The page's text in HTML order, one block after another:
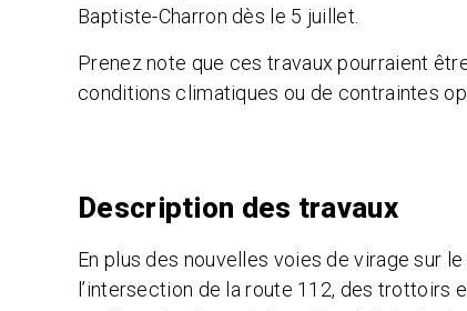
Baptiste-Charron dès le 5 juillet.
Prenez note que ces travaux pourraient
conditions climatiques ou de contraintes
Description des travaux
En plus des nouvelles voies de virage sur
l’intersection de la route 112, des trottoirs